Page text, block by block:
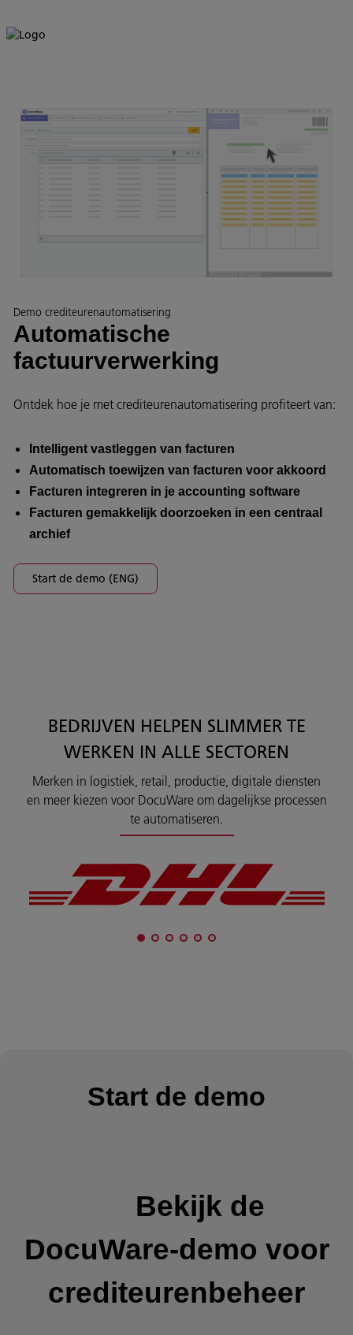
Demo crediteurenautomatisering
Automatische
factuurverwerking
Ontdek hoe je met crediteurenautomatisering profiteert van:
Intelligent vastleggen van facturen
Automatisch toewijzen van facturen voor akkoord
Facturen integreren in je accounting software
Facturen gemakkelijk doorzoeken in een centraal
archief
Start de demo (ENG)
BEDRIJVEN HELPEN SLIMMER TE
WERKEN IN ALLE SECTOREN
Merken in logistiek, retail, productie, digitale diensten
en meer kiezen voor DocuWare om dagelijkse processen
te automatiseren.
Start de demo
Bekijk de
DocuWare-demo voor
crediteurenbeheer